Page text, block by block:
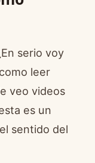
serio voy
leer
veo videos
es un
sentido del